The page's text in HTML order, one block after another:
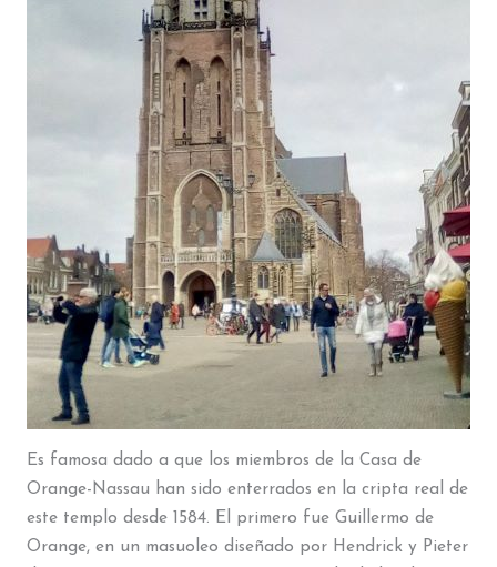
Es famosa dado a que los miembros de la Casa de
Orange-Nassau han sido enterrados en la cripta real de
este templo desde 1584. El primero fue Guillermo de
Orange, en un masuoleo diseñado por Hendrick y Pieter